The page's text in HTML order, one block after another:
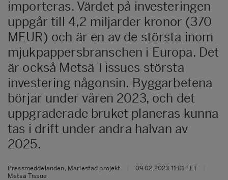
importeras. Värdet på investeringen
uppgår till 4,2 miljarder kronor (370
MEUR) och är en av de största inom
mjukpappersbranschen i Europa. Det
är också Metsä Tissues största
investering någonsin. Byggarbetena
börjar under våren 2023, och det
uppgraderade bruket planeras kunna
tas i drift under andra halvan av
2025.
Pressmeddelanden, Mariestad projekt 09.02.2023 11:01 EET
Metsä Tissue